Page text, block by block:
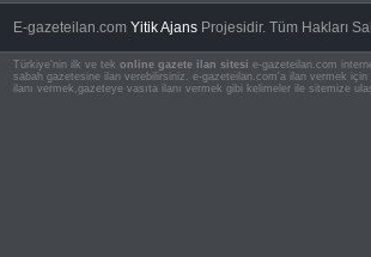
E-gazeteilan.comYitik Ajans Projesidir.Tüm Hakları
Türkiye'nin ilk ve tek online gazete ilan sitesi e-gazeteilan.com
sabah gazetesine ilan verebilirsiniz. e-gazeteilan.com'a ilan vermek
ilanı vermek,gazeteye vasıta ilanı vermek gibi kelimeler ile sitemize